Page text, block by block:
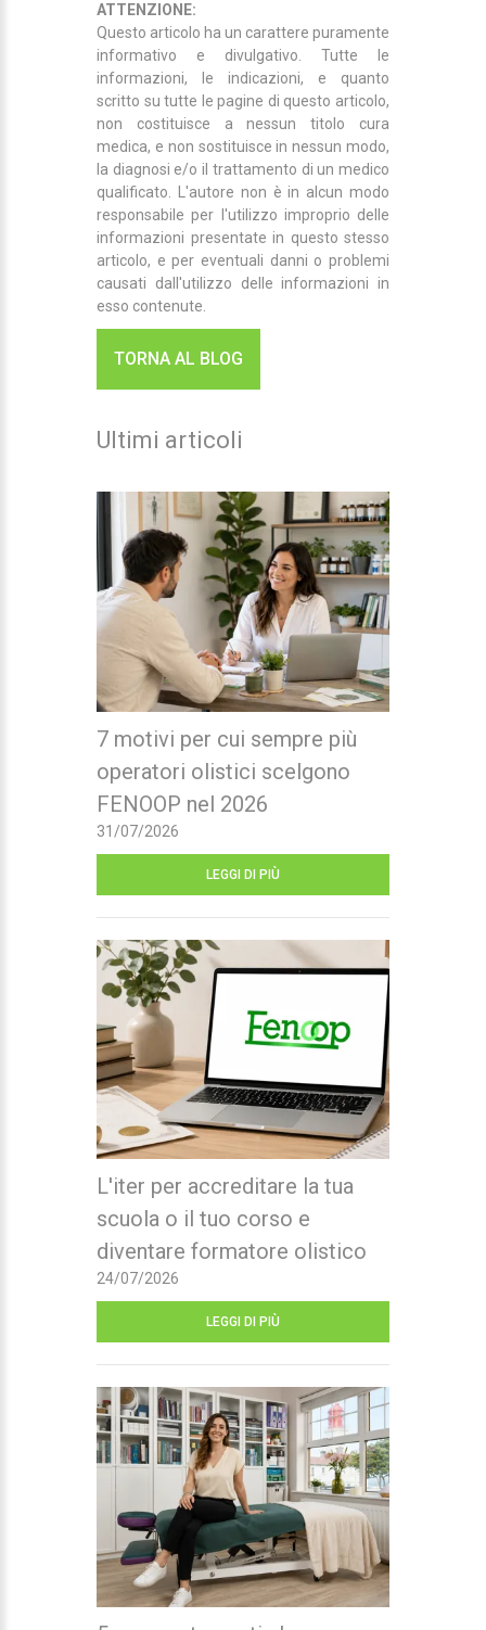
ATTENZIONE:
Questo articolo ha un carattere puramente
informativo e divulgativo. Tutte le
informazioni, le indicazioni, e quanto
scritto su tutte le pagine di questo articolo,
non costituisce a nessun titolo cura
medica, e non sostituisce in nessun modo,
la diagnosi e/o il trattamento di un medico
qualificato. L'autore non è in alcun modo
responsabile per l'utilizzo improprio delle
informazioni presentate in questo stesso
articolo, e per eventuali danni o problemi
causati dall'utilizzo delle informazioni in
esso contenute.
TORNA AL BLOG
Ultimi articoli
7 motivi per cui sempre più
operatori olistici scelgono
FENOOP nel 2026
31/07/2026
LEGGI DI PIÙ
L'iter per accreditare la tua
scuola o il tuo corso e
diventare formatore olistico
24/07/2026
LEGGI DI PIÙ